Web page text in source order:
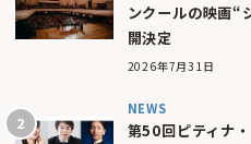
ンクールの映画“
開決定
2026年7月31日
NEWS
第50回ピティナ